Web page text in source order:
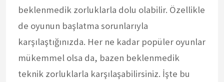
beklenmedik zorluklarla dolu olabilir. Özellikle
de oyunun başlatma sorunlarıyla
karşılaştığınızda. Her ne kadar popüler oyunlar
mükemmel olsa da, bazen beklenmedik
teknik zorluklarla karşılaşabilirsiniz. İşte bu